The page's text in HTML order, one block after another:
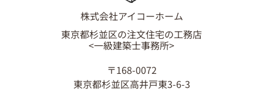
株式会社アイコーホーム
東京都杉並区の注文住宅の工務店
<一級建築士事務所>
〒168-0072
東京都杉並区高井戸東3-6-3